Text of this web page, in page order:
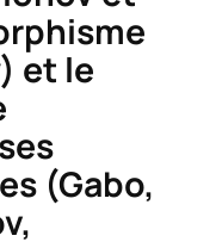
et le
(Gabo,